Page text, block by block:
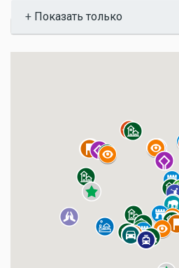
Показать
Показать только